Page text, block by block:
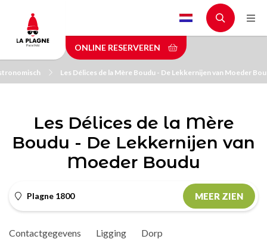
main
content
ONLINE RESERVEREN
Les Délices de la Mère Boudu - De Lekkernijen van Moeder
Les Délices de la Mère
Boudu - De Lekkernijen van
Moeder Boudu
Plagne 1800 MEER ZIEN
Contactgegevens Ligging Dorp